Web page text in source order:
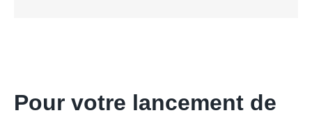
Pour votre lancement de